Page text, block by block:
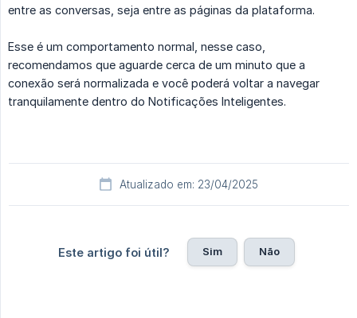
entre as conversas, seja entre as páginas da plataforma.
Esse é um comportamento normal, nesse caso,
recomendamos que aguarde cerca de um minuto que a
conexão será normalizada e você poderá voltar a navegar
tranquilamente dentro do Notificações Inteligentes.
Atualizado em: 23/04/2025
Este artigo foi útil? Sim Não